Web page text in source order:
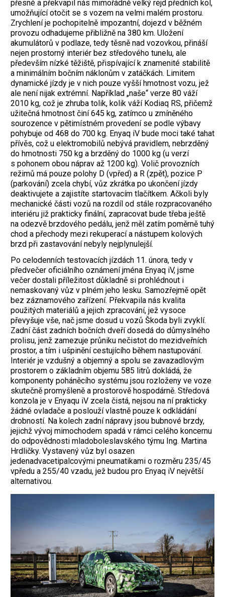
přesné a překvapil nás mimořádně velký rejd předních kol,
umožňující otočit se s vozem na velmi malém prostoru.
Zrychlení je pochopitelně impozantní, dojezd v běžném
provozu odhadujeme přibližně na 380 km. Uložení
akumulátorů v podlaze, tedy těsně nad vozovkou, přináší
nejen prostorný interiér bez středového tunelu, ale
především nízké těžiště, přispívající k znamenité stabilitě
a minimálním bočním náklonům v zatáčkách. Limitem
dynamické jízdy je v nich pouze vyšší hmotnost vozu, jež
ale není nijak extrémní. Například „naše“ verze 80 váží
2010 kg, což je zhruba tolik, kolik váží Kodiaq RS, přičemž
užitečná hmotnost činí 645 kg, zatímco u zmíněného
sourozence v pětimístném provedení se podle výbavy
pohybuje od 468 do 700 kg. Enyaq iV bude moci také tahat
přívěs, což u elektromobilů nebývá pravidlem, nebrzděný
do hmotnosti 750 kg a brzděný do 1000 kg (u verzí
s pohonem obou náprav až 1200 kg). Volič provozních
režimů má pouze polohy D (vpřed) a R (zpět), pozice P
(parkování) zcela chybí, vůz zkrátka po ukončení jízdy
deaktivujete a zajistíte startovacím tlačítkem. Ačkoli byly
mechanické části vozů na rozdíl od stále rozpracovaného
interiéru již prakticky finální, zapracovat bude třeba ještě
na odezvě brzdového pedálu, jenž měl zatím poměrně tuhý
chod a přechody mezi rekuperací a nástupem kolových
brzd při zastavování nebyly nejplynulejší.
Po celodenních testovacích jízdách 11. února, tedy v
předvečer oficiálního oznámení jména Enyaq iV, jsme
večer dostali příležitost důkladně si prohlédnout i
nemaskovaný vůz v plném jeho lesku. Samozřejmě opět
bez záznamového zařízení. Překvapila nás kvalita
použitých materiálů a jejich zpracování, jež vysoce
převyšuje vše, nač jsme dosud u vozů Škoda byli zvyklí.
Zadní část zadních bočních dveří dosedá do důmyslného
prolisu, jenž zamezuje průniku nečistot do mezidveřních
prostor, a tím i ušpinění cestujícího během nastupování.
Interiér je vzdušný a objemný a spolu se zavazadlovým
prostorem o základním objemu 585 litrů dokládá, že
komponenty poháněcího systému jsou rozloženy ve voze
skutečně promyšleně a prostorově hospodárně. Středová
konzola je v Enyaqu iV zcela čistá, nejsou na ní prakticky
žádné ovladače a poslouží vlastně pouze k odkládání
drobností. Na kolech zadní nápravy jsou bubnové brzdy,
jejichž vývoj mimochodem spadá v rámci celého koncernu
do odpovědnosti mladoboleslavského týmu Ing. Martina
Hrdličky. Vystavený vůz byl osazen
jedenadvacetipalcovými pneumatikami o rozměru 235/45
vpředu a 255/40 vzadu, jež budou pro Enyaq iV největší
alternativou.